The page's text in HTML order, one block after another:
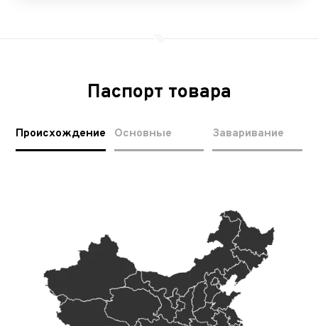
Паспорт товара
Происхождение Основные Заваривание